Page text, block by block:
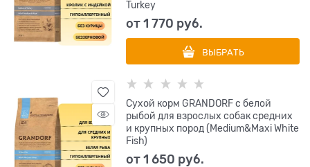
Turkey
от1 770 руб.
ВЫБРАТЬ
Сухой корм GRANDORF с белой
рыбой для взрослых собак средних
и крупных пород (Medium&Maxi White
Fish)
от1 650 руб.